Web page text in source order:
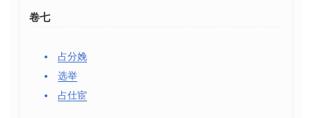
卷七
占分娩
选举
占仕宦